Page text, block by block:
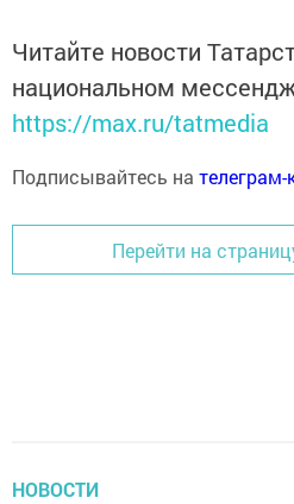
Читайте новости
национальном
https://max.ru/tatmedia
Подписывайтесь на
Перейти на
НОВОСТИ